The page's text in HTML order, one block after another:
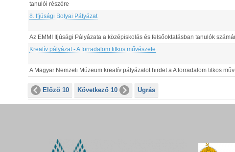
tanulói részére
8. Ifjúsági Bolyai Pályázat
Az EMMI Ifjúsági Pályázata a középiskolás és felsőoktatásban tanulók
Kreatív pályázat - A forradalom titkos művészete
A Magyar Nemzeti Múzeum kreatív pályázatot hirdet a A forradalom titkos
Előző 10 Következő 10 Ugrás